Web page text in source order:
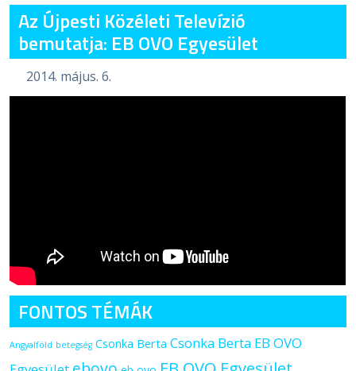
Az Újpesti Közéleti Televízió
bemutatja: EB OVO Egyesület
2014. május. 6.
FONTOS TÉMÁK
Angyalföld betegség Csonka Berta Csonka Berta EB OVO